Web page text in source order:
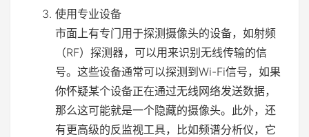
使用专业设备
市面上有专门用于探测摄像头的设备，如射频
（RF）探测器，可以用来识别无线传输的信
号。这些设备通常可以探测到Wi-Fi信号，如果
你怀疑某个设备正在通过无线网络发送数据，
那么这可能就是一个隐藏的摄像头。此外，还
有更高级的反监视工具，比如频谱分析仪，它